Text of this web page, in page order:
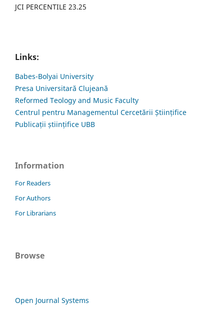
JCI PERCENTILE 23.25
Links:
Babes-Bolyai University
Presa Universitară Clujeană
Reformed Teology and Music Faculty
Centrul pentru Managementul Cercetării Științifice
Publicații științifice UBB
Information
For Readers
For Authors
For Librarians
Browse
Open Journal Systems